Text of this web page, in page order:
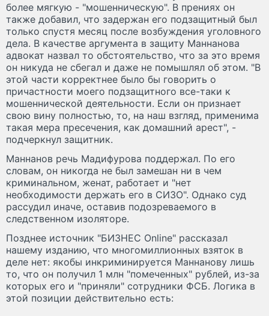
более мягкую - "мошенническую". В прениях он
также добавил, что задержан его подзащитный был
только спустя месяц после возбуждения уголовного
дела. В качестве аргумента в защиту Маннанова
адвокат назвал то обстоятельство, что за это время
он никуда не сбегал и даже не помышлял об этом. "В
этой части корректнее было бы говорить о
причастности моего подзащитного все-таки к
мошеннической деятельности. Если он признает
свою вину полностью, то, на наш взгляд, применима
такая мера пресечения, как домашний арест", -
подчеркнул защитник.
Маннанов речь Мадифурова поддержал. По его
словам, он никогда не был замешан ни в чем
криминальном, женат, работает и "нет
необходимости держать его в СИЗО". Однако суд
рассудил иначе, оставив подозреваемого в
следственном изоляторе.
Позднее источник "БИЗНЕС Online" рассказал
нашему изданию, что многомиллионных взяток в
деле нет: якобы инкриминируется Маннанову лишь
то, что он получил 1 млн "помеченных" рублей, из-за
которых его и "приняли" сотрудники ФСБ. Логика в
этой позиции действительно есть: